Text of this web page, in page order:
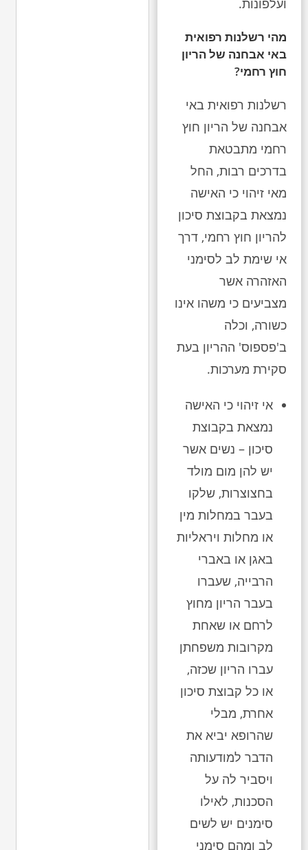
ועלפונות.
מהי רשלנות רפואית
באי אבחנה של הריון
חוץ רחמי?
רשלנות רפואית באי
אבחנה של הריון חוץ
רחמי מתבטאת
בדרכים רבות, החל
מאי זיהוי כי האישה
נמצאת בקבוצת סיכון
להריון חוץ רחמי, דרך
אי שימת לב לסימני
האזהרה אשר
מצביעים כי משהו אינו
כשורה, וכלה
ב'פספוס' ההריון בעת
סקירת מערכות.
אי זיהוי כי האישה
נמצאת בקבוצת
סיכון – נשים אשר
יש להן מום מולד
בחצוצרות, שלקו
בעבר במחלות מין
או מחלות ויראליות
באגן או באברי
הרבייה, שעברו
בעבר הריון מחוץ
לרחם או שאחת
מקרובות משפחתן
עברו הריון שכזה,
או כל קבוצת סיכון
אחרת, מבלי
שהרופא יביא את
הדבר למודעותה
ויסביר לה על
הסכנות, לאילו
סימנים יש לשים
לב ומהם סימני